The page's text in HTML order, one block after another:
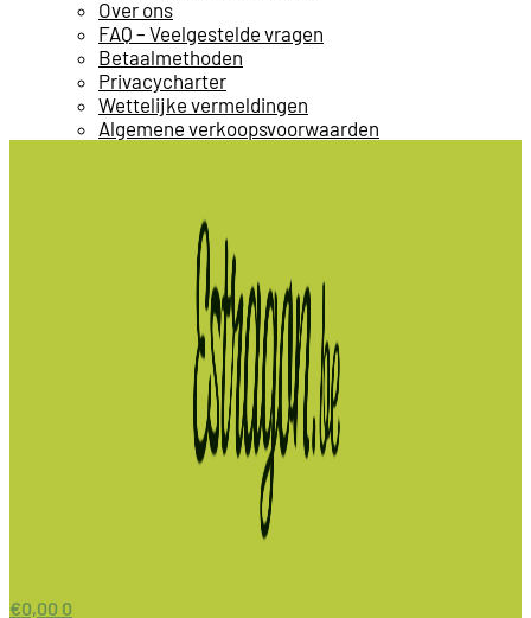
Over ons
FAQ – Veelgestelde vragen
Betaalmethoden
Privacycharter
Wettelijke vermeldingen
Algemene verkoopsvoorwaarden
€0,00 0